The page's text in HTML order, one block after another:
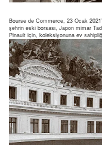
Bourse de Commerce, 23 Ocak
şehrin eski borsası, Japon mimar
Pinault için, koleksiyonuna ev